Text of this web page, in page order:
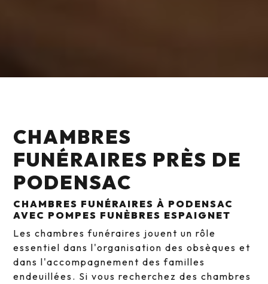
CHAMBRES
FUNÉRAIRES PRÈS DE
PODENSAC
CHAMBRES FUNÉRAIRES À PODENSAC
AVEC POMPES FUNÈBRES ESPAIGNET
Les chambres funéraires jouent un rôle
essentiel dans l'organisation des obsèques et
dans l'accompagnement des familles
endeuillées. Si vous recherchez des chambres